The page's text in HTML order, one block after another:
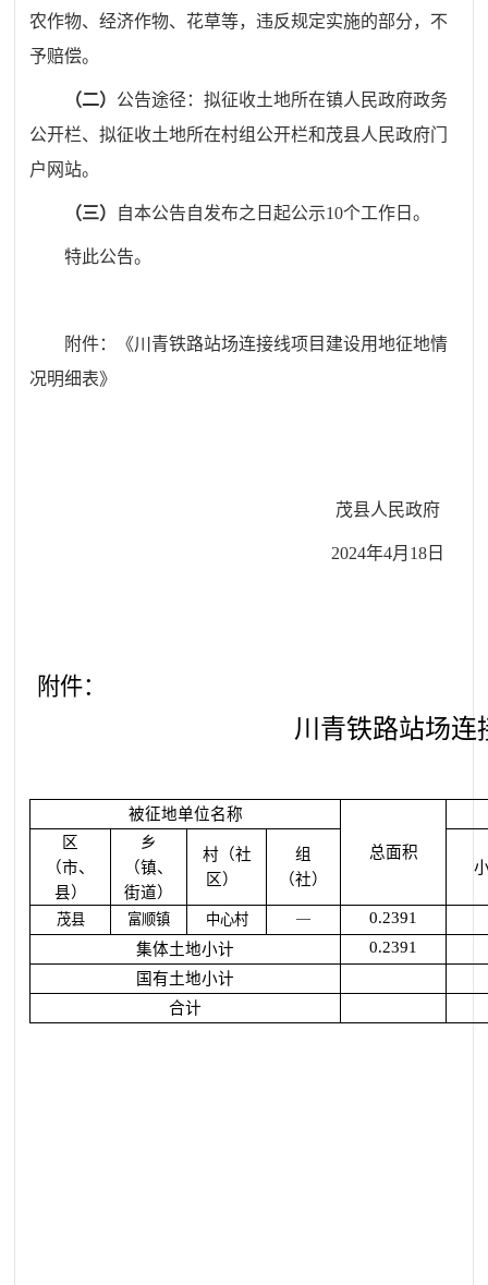
农作物、经济作物、花草等，违反规定实施的部分，不
予赔偿。
（二） 公告途径：拟征收土地所在镇人民政府政务
公开栏、拟征收土地所在村组公开栏和茂县人民政府门
户网站。
（三） 自本公告自发布之日起公示10个工作日。
特此公告。
附件：《川青铁路站场连接线项目 建设用地征地情
况明细表》
茂县人民政府
2024年4月 18日
附件：
川青铁路站场连
被征地单位名称
总面积
区
（市、
县）
乡
（镇、
街道）
村（社
区）
组
（社）
茂县 富顺镇 中心村 —
0.2391
集体土地小计
0.2391
国有土地小计
合计